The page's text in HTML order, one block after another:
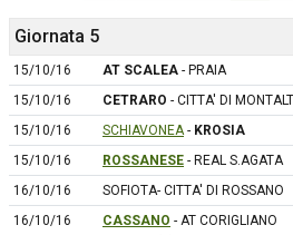
Giornata 5
15/10/16 AT SCALEA - PRAIA
15/10/16
CETRARO - CITTA' DI
15/10/16
SCHIAVONEA- KROSIA
15/10/16
ROSSANESE - REAL S.AGATA
16/10/16
SOFIOTA- CITTA' DI ROSSANO
16/10/16
CASSANO - AT CORIGLIANO